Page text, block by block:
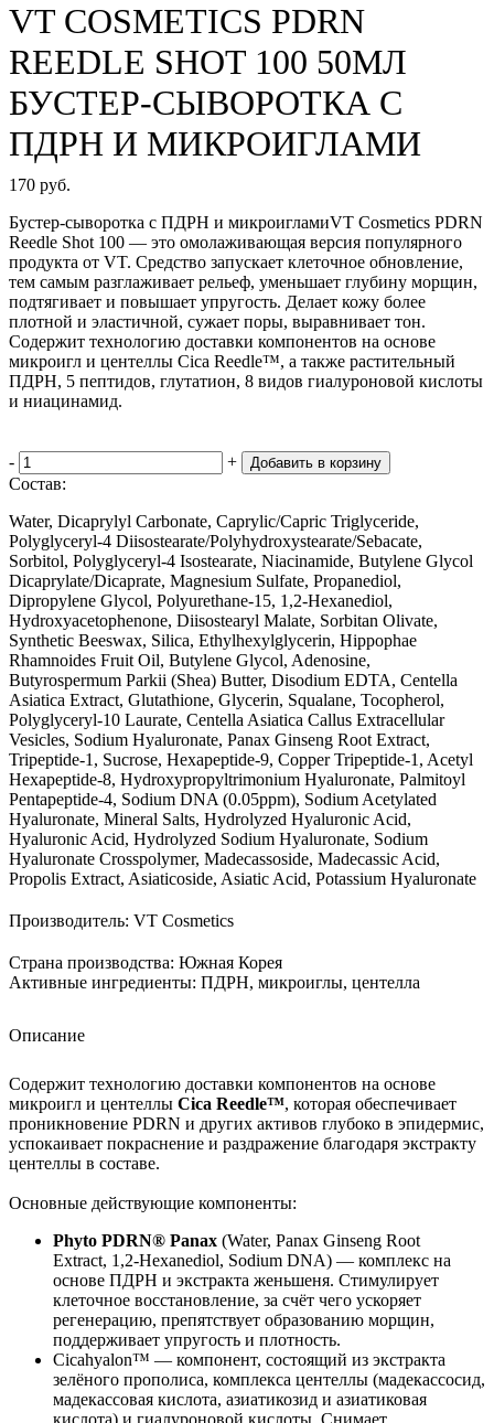
VT COSMETICS PDRN
REEDLE SHOT 100 50МЛ
БУСТЕР-СЫВОРОТКА С
ПДРН И МИКРОИГЛАМИ
170 руб.
Бустер-сыворотка с ПДРН и микроигламиVT Cosmetics PDRN
Reedle Shot 100 — это омолаживающая версия популярного
продукта от VT. Средство запускает клеточное обновление,
тем самым разглаживает рельеф, уменьшает глубину морщин,
подтягивает и повышает упругость. Делает кожу более
плотной и эластичной, сужает поры, выравнивает тон.
Содержит технологию доставки компонентов на основе
микроигл и центеллы Cica Reedle™, а также растительный
ПДРН, 5 пептидов, глутатион, 8 видов гиалуроновой кислоты
и ниацинамид.
- + Добавить в корзину
Состав:
Water, Dicaprylyl Carbonate, Caprylic/Capric Triglyceride,
Polyglyceryl-4 Diisostearate/Polyhydroxystearate/Sebacate,
Sorbitol, Polyglyceryl-4 Isostearate, Niacinamide, Butylene Glycol
Dicaprylate/Dicaprate, Magnesium Sulfate, Propanediol,
Dipropylene Glycol, Polyurethane-15, 1,2-Hexanediol,
Hydroxyacetophenone, Diisostearyl Malate, Sorbitan Olivate,
Synthetic Beeswax, Silica, Ethylhexylglycerin, Hippophae
Rhamnoides Fruit Oil, Butylene Glycol, Adenosine,
Butyrospermum Parkii (Shea) Butter, Disodium EDTA, Centella
Asiatica Extract, Glutathione, Glycerin, Squalane, Tocopherol,
Polyglyceryl-10 Laurate, Centella Asiatica Callus Extracellular
Vesicles, Sodium Hyaluronate, Panax Ginseng Root Extract,
Tripeptide-1, Sucrose, Hexapeptide-9, Copper Tripeptide-1, Acetyl
Hexapeptide-8, Hydroxypropyltrimonium Hyaluronate, Palmitoyl
Pentapeptide-4, Sodium DNA (0.05ppm), Sodium Acetylated
Hyaluronate, Mineral Salts, Hydrolyzed Hyaluronic Acid,
Hyaluronic Acid, Hydrolyzed Sodium Hyaluronate, Sodium
Hyaluronate Crosspolymer, Madecassoside, Madecassic Acid,
Propolis Extract, Asiaticoside, Asiatic Acid, Potassium Hyaluronate
Производитель: VT Cosmetics
Страна производства: Южная Корея
Активные ингредиенты: ПДРН, микроиглы, центелла
Описание
Содержит технологию доставки компонентов на основе
микроигл и центеллы Cica Reedle™, которая обеспечивает
проникновение PDRN и других активов глубоко в эпидермис,
успокаивает покраснение и раздражение благодаря экстракту
центеллы в составе.
Основные действующие компоненты:
Phyto PDRN® Panax (Water, Panax Ginseng Root
Extract, 1,2-Hexanediol, Sodium DNA) — комплекс на
основе ПДРН и экстракта женьшеня. Стимулирует
клеточное восстановление, за счёт чего ускоряет
регенерацию, препятствует образованию морщин,
поддерживает упругость и плотность.
Cicahyalon™ — компонент, состоящий из экстракта
зелёного прополиса, комплекса центеллы (мадекассосид,
мадекассовая кислота, азиатикозид и азиатиковая
кислота) и гиалуроновой кислоты. Снимает